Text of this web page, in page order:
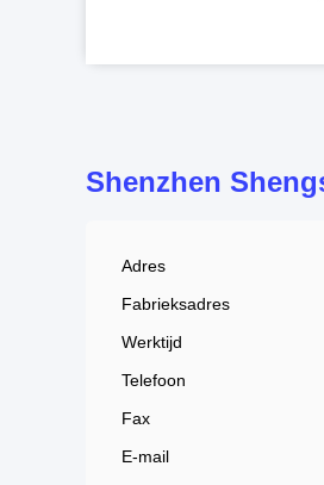
Shenzhen
Adres
Fabrieksadres
Werktijd
Telefoon
Fax
E-mail